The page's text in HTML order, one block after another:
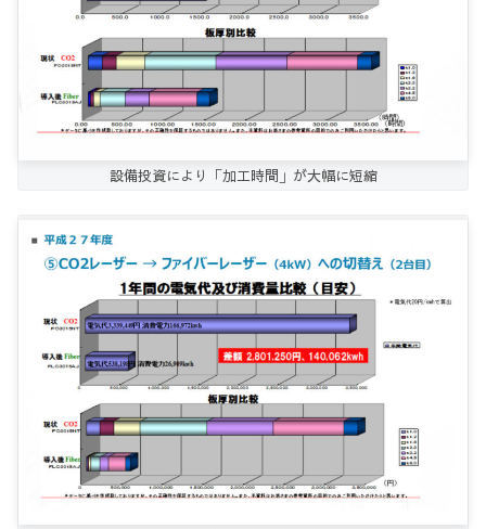
設備投資により「加工時間」が大幅に短縮